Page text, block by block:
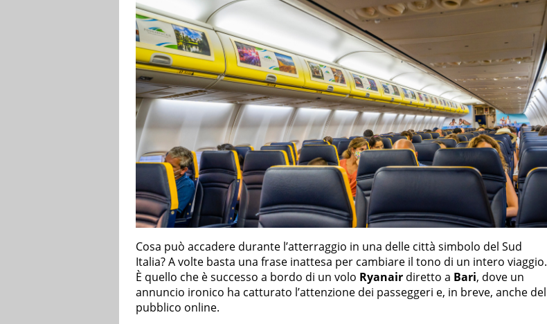
Cosa può accadere durante l’atterraggio in una delle città simbolo del Sud
Italia? A volte basta una frase inattesa per cambiare il tono di un intero viaggio.
È quello che è successo a bordo di un volo Ryanair diretto a Bari, dove un
annuncio ironico ha catturato l’attenzione dei passeggeri e, in breve, anche del
pubblico online.